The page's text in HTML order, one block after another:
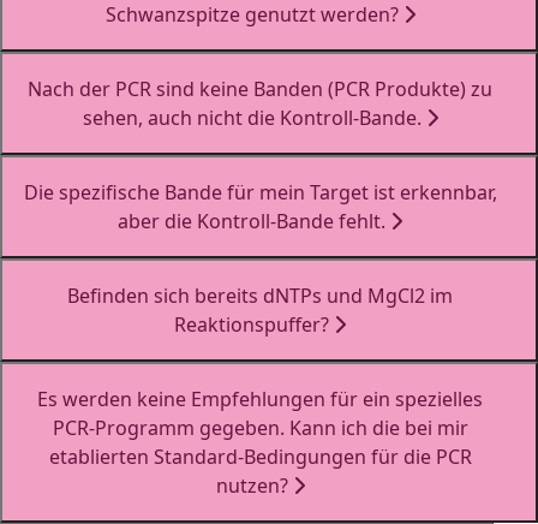
Schwanzspitze genutzt werden?
Nach der PCR sind keine Banden (PCR Produkte) zu
sehen, auch nicht die Kontroll-Bande.
Die spezifische Bande für mein Target ist erkennbar,
aber die Kontroll-Bande fehlt.
Befinden sich bereits dNTPs und MgCl2 im
Reaktionspuffer?
Es werden keine Empfehlungen für ein spezielles
PCR-Programm gegeben. Kann ich die bei mir
etablierten Standard-Bedingungen für die PCR
nutzen?